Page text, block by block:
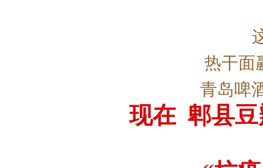
热干面
青岛啤
现在 郫县